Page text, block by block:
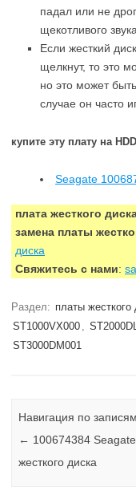
падал или не
щекотливого
Если жесткий
щелкнут, то это
но это может
случае он часто
купите эту плату на
Seagate
плата жесткого
замена платы
диска
Свяжитесь с нами:
Раздел: платы жесткого
ST1000VX000 ,
ST3000DM001
Навигация по записям
← 100674384
жесткого диска